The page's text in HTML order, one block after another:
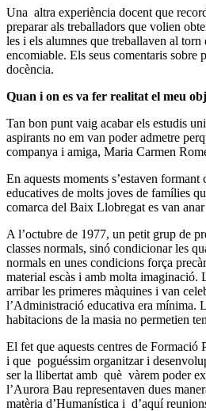
Una altra experiència docent que
preparar als treballadors que volien
les i els alumnes que treballaven al
encomiable. Els seus comentaris sobre
docència.
Quan i on es va fer realitat el meu
Tan bon punt vaig acabar els estudis
aspirants no em van poder admetre
companya i amiga, Maria Carmen
En aquests moments s’estaven
educatives de molts joves de famílies
comarca del Baix Llobregat es van
A l’octubre de 1977, un petit grup de
classes normals, sinó condicionar les
normals en unes condicions força
material escàs i amb molta imaginació.
arribar les primeres màquines i van
l’Administració educativa era mínima.
habitacions de la masia no permetien
El fet que aquests centres de
i que poguéssim organitzar i
ser la llibertat amb què vàrem poder
l’Aurora Bau representaven dues
matèria d’Humanística i d’aquí